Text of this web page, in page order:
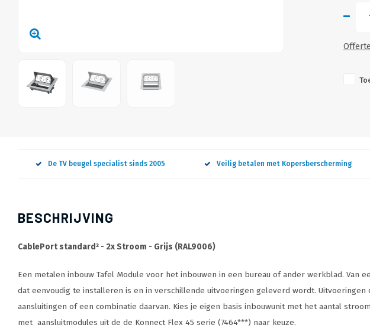
De TV beugel specialist sinds 2005 Veilig betalen met Kopersberscherming
BESCHRIJVING
CablePort standard² - 2x Stroom - Grijs (RAL9006)
Een metalen inbouw Tafel Module voor het inbouwen in een bureau of ander werkblad.
dat eenvoudig te installeren is en in verschillende uitvoeringen geleverd wordt.
aansluitingen of een combinatie daarvan. Kies je eigen basis inbouwunit met het aantal
met aansluitmodules uit de de Konnect Flex 45 serie (7464***) naar keuze.